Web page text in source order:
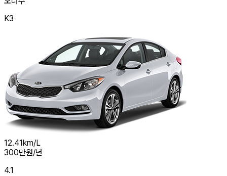
K3
12.41km/L
300만원/년
4.1